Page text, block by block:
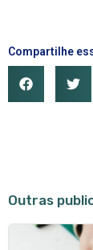
Compartilhe
Outras